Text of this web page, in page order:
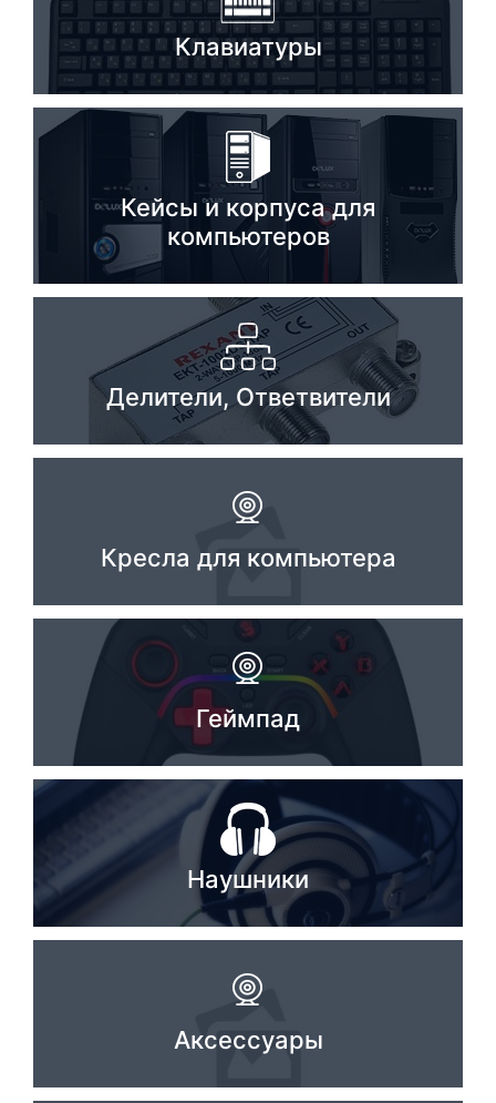
Видеоконференцсвязь
Digital Signage
Видеонаблюдение
Комплектующие ПК
Клавиатуры
Кейсы и корпуса для
компьютеров
Делители, Ответвители
Кресла для компьютера
Геймпад
Наушники
Аксессуары